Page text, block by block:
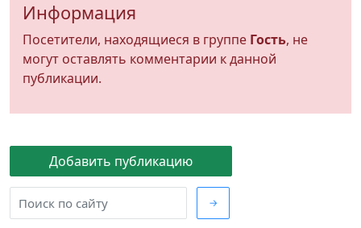
Добавить публикацию
→
Информация
Посетители, находящиеся в группе Гость, не
могут оставлять комментарии к данной
публикации.